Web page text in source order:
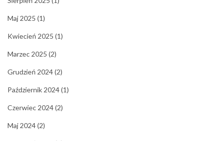
Maj 2025 (1)
Kwiecień 2025 (1)
Marzec 2025 (2)
Grudzień 2024(2)
Październik 2024(1)
Czerwiec 2024(2)
Maj 2024(2)